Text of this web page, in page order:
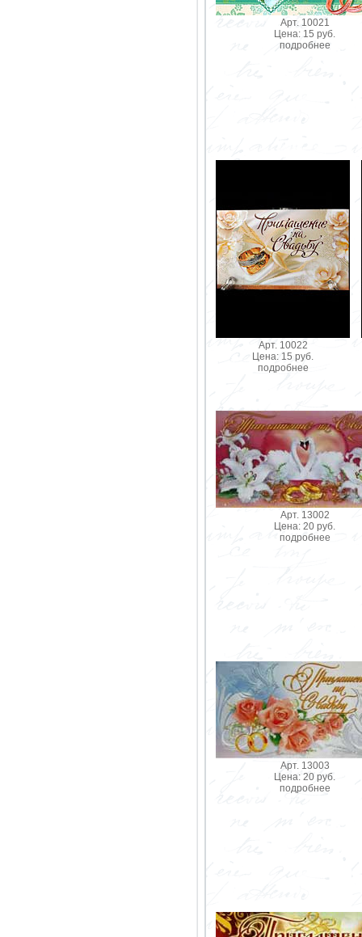
Арт. 10021
Цена: 15 руб.
подробнее
Арт. 10022
Цена: 15 руб.
подробнее
Арт. 13002
Цена: 20 руб.
подробнее
Арт. 13003
Цена: 20 руб.
подробнее